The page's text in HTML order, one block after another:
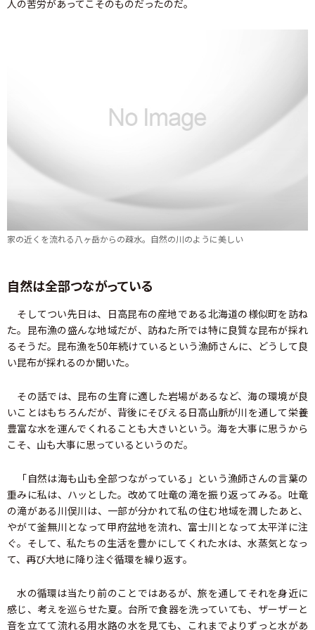
人の苦労があってこそのものだったのだ。
家の近くを流れる八ヶ岳からの疎水。自然の川のように美しい
自然は全部つながっている
そしてつい先日は、日高昆布の産地である北海道の様似町を訪ね
た。昆布漁の盛んな地域だが、訪ねた所では特に良質な昆布が採れ
るそうだ。昆布漁を50年続けているという漁師さんに、どうして良
い昆布が採れるのか聞いた。
その話では、昆布の生育に適した岩場があるなど、海の環境が良
いことはもちろんだが、背後にそびえる日高山脈が川を通して栄養
豊富な水を運んでくれることも大きいという。海を大事に思うから
こそ、山も大事に思っているというのだ。
「自然は海も山も全部つながっている」という漁師さんの言葉の
重みに私は、ハッとした。改めて吐竜の滝を振り返ってみる。吐竜
の滝がある川俣川は、一部が分かれて私の住む地域を潤したあと、
やがて釜無川となって甲府盆地を流れ、富士川となって太平洋に注
ぐ。そして、私たちの生活を豊かにしてくれた水は、水蒸気となっ
て、再び大地に降り注ぐ循環を繰り返す。
水の循環は当たり前のことではあるが、旅を通してそれを身近に
感じ、考えを巡らせた夏。台所で食器を洗っていても、ザーザーと
音を立てて流れる用水路の水を見ても、これまでよりずっと水があ